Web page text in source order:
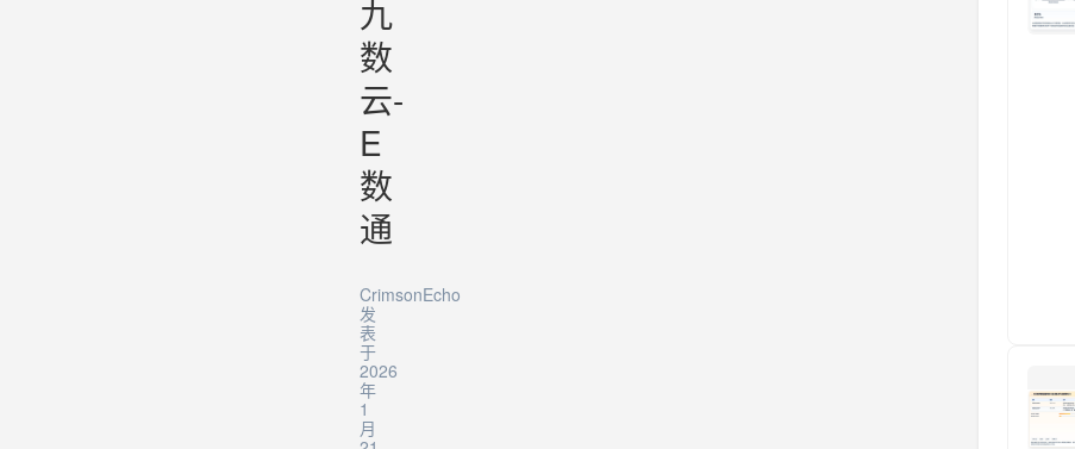
九
数
云-
E
数
通
CrimsonEcho
发
表
于
2026
年
1
月